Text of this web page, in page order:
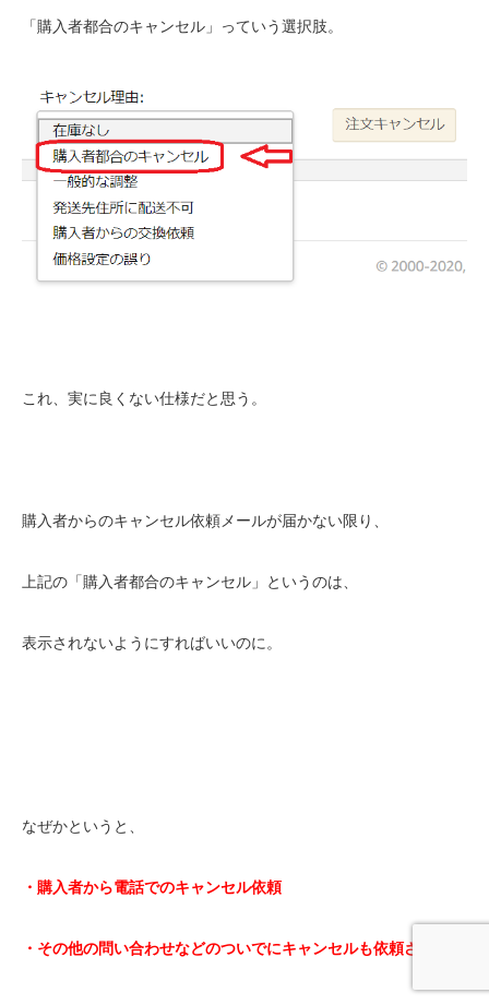
「購入者都合のキャンセル」っていう選択肢。
これ、実に良くない仕様だと思う。
購入者からのキャンセル依頼メールが届かない限り、
上記の「購入者都合のキャンセル」というのは、
表示されないようにすればいいのに。
なぜかというと、
・購入者から電話でのキャンセル依頼
・その他の問い合わせなどのついでにキャンセルも依頼された